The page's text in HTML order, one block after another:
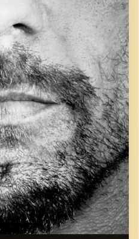
עם שמוליק רגב.
קרדיט תמונות: David Goehring